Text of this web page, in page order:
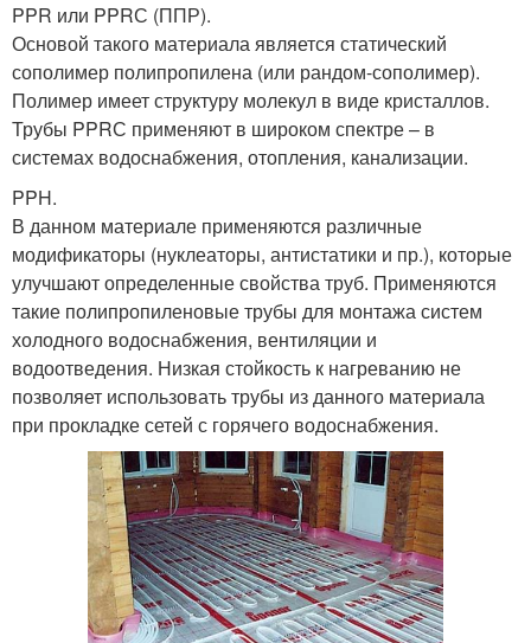
PPR или PPRС (ППР).
Основой такого материала является статический
сополимер полипропилена (или рандом-сополимер).
Полимер имеет структуру молекул в виде кристаллов.
Трубы PPRС применяют в широком спектре – в
системах водоснабжения, отопления, канализации.
PPH.
В данном материале применяются различные
модификаторы (нуклеаторы, антистатики и пр.), которые
улучшают определенные свойства труб. Применяются
такие полипропиленовые трубы для монтажа систем
холодного водоснабжения, вентиляции и
водоотведения. Низкая стойкость к нагреванию не
позволяет использовать трубы из данного материала
при прокладке сетей с горячего водоснабжения.